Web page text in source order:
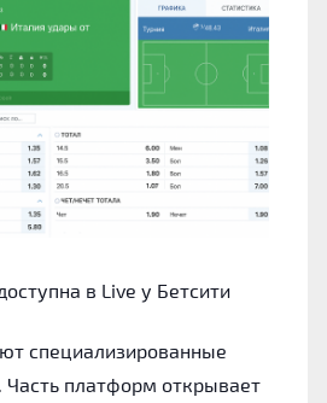
в Live у Бетсити
специализированные
Часть платформ открывает